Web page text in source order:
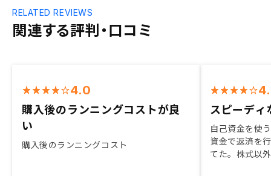
関連する評判・口コミ
RELATED REVIEWS
4.0
購入後のランニングコストが良
い
購入後のランニングコスト
スピーディ
自己資金を使
資金で返済を
てた。株式以